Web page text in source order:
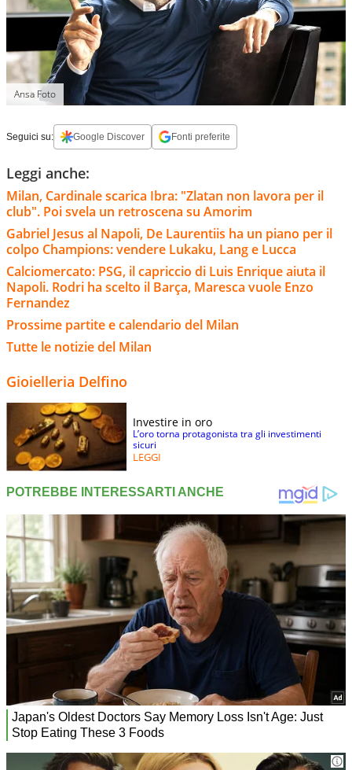
Ansa Foto
Seguici su: Google Discover Fonti preferite
Leggi anche:
Milan, Cardinale scarica Ibra: "Zlatan non lavora per il
club". Poi svela un retroscena su Amorim
Gabriel Jesus al Napoli, De Laurentiis ha un piano per il
colpo Champions: vendere Lukaku, Lang e Lucca
Calciomercato: PSG, il capriccio di Luis Enrique aiuta il
Napoli. Rodri ha scelto il Barça, Maresca vuole Enzo
Fernandez
Prossime partite e calendario del Milan
Tutte le notizie del Milan
Gioielleria Delfino
Investire in oro
L’oro torna protagonista tra gli investimenti
sicuri
LEGGI